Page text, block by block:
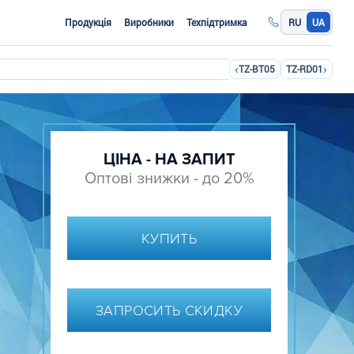
Продукція Виробники Техпідтримка RU UA
‹TZ-BT05 TZ-RD01›
ЦІНА - НА ЗАПИТ
Оптові знижки - до 20%
КУПИТЬ
ЗАПРОСИТЬ СКИДКУ